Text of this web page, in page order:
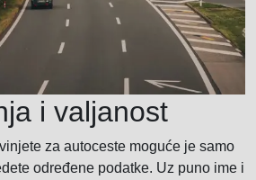
i valjanost
za autoceste moguće je samo
određene podatke. Uz puno ime i